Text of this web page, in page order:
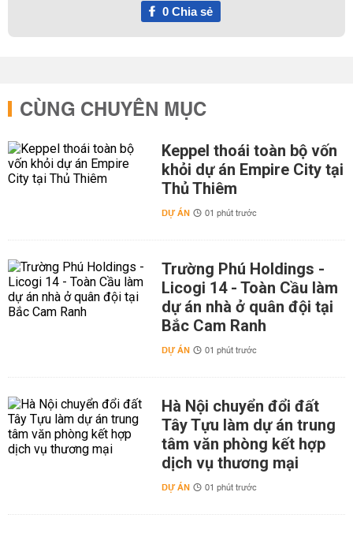
0Chia sẻ
CÙNG CHUYÊN MỤC
Keppel thoái toàn bộ vốn
khỏi dự án Empire City tại
Thủ Thiêm
DỰ ÁN 01 phút trước
Trường Phú Holdings -
Licogi 14 - Toàn Cầu làm
dự án nhà ở quân đội tại
Bắc Cam Ranh
DỰ ÁN 01 phút trước
Hà Nội chuyển đổi đất
Tây Tựu làm dự án trung
tâm văn phòng kết hợp
dịch vụ thương mại
DỰ ÁN 01 phút trước